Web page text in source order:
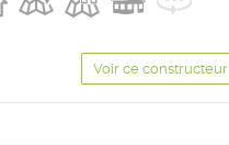
Voir ce constructeur